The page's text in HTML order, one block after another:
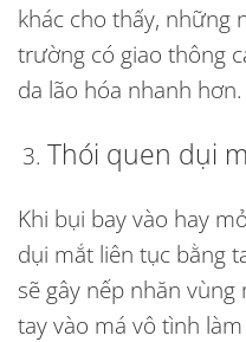
khác cho thấy, những
trường có giao thông
da lão hóa nhanh hơn.
Thói quen dụi
Khi bụi bay vào hay
dụi mắt liên tục bằng
sẽ gây nếp nhăn
tay vào má vô tình